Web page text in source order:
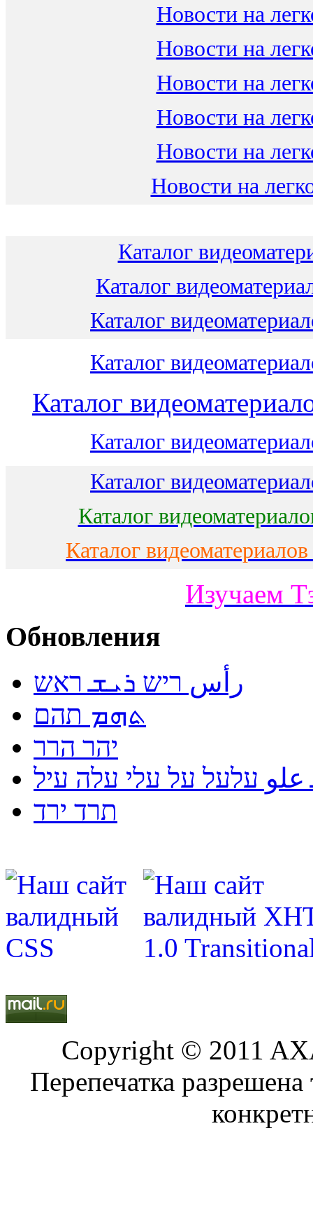
Новости на
Новости на
Новости на
Новости на
Новости на
Новости на
Каталог
Каталог
Каталог
Каталог
Каталог
Каталог
Каталог
Каталог
Каталог
Изучаем
Обновления
رأس ריש ܪܝܫ ראש
ܬܗܡ תהם
יהר הרר
עלעל על עלי עלה עיל
תרד ירד
Copyright © 2011
Перепечатка